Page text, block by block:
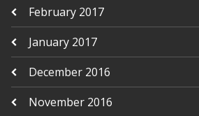
February 2017
January 2017
December 2016
November 2016